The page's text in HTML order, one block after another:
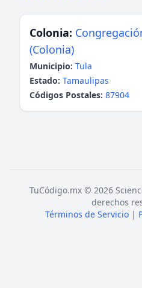
Colonia:
(Colonia)
Municipio: Tula
Estado: Tamaulipas
Códigos Postales: 87904
TuCódigo.mx © 2026
derechos
Términos de Servicio |